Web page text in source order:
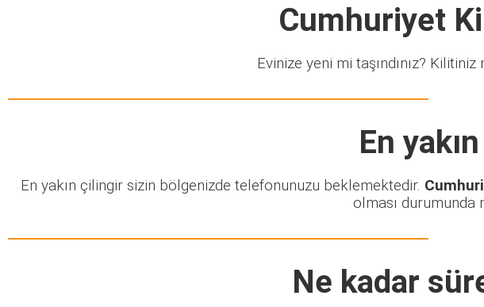
Cumhuriyet
Evinize yeni mi taşındınız?
En
En yakın çilingir sizin bölgenizde telefonunuzu beklemektedir.
olması durumunda
Ne kadar